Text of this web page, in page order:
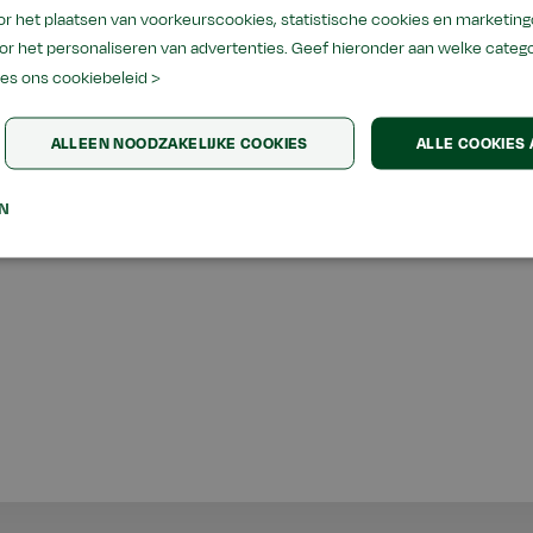
toelating gehoord, bij de uitslag van je studiekeuzecheck
toelating. Andere aanstaande studenten hebben het
te doen. Ook in dat geval lees je daarover in de uitslag van de
het plaatsen van voorkeurscookies, statistische cookies en
het personaliseren van advertenties. Geef hieronder aan welke
ons cookiebeleid >
ALLE COOKIES
ALLEEN NOODZAKELIJKE COOKIES